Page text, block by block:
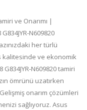
ve Onarımı |
N609820
her türlü
kalitesinde ve ekonomik
N609820 tamiri
ömrünü uzatırken
onarım çözümleri
sağlıyoruz. Asus